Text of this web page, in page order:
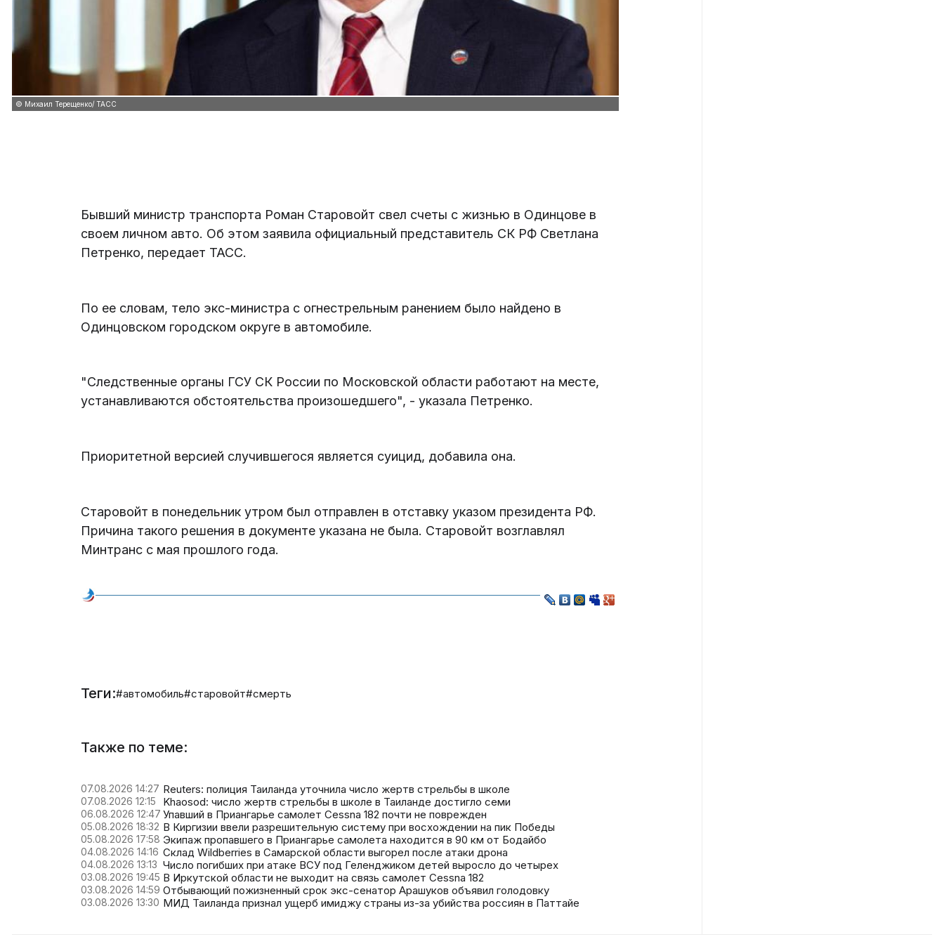
© Михаил Терещенко/ ТАСС
Бывший министр транспорта Роман Старовойт свел счеты с жизнью в Одинцове в
своем личном авто. Об этом заявила официальный представитель СК РФ Светлана
Петренко, передает ТАСС.
По ее словам, тело экс-министра с огнестрельным ранением было найдено в
Одинцовском городском округе в автомобиле.
"Следственные органы ГСУ СК России по Московской области работают на месте,
устанавливаются обстоятельства произошедшего", - указала Петренко.
Приоритетной версией случившегося является суицид, добавила она.
Старовойт в понедельник утром был отправлен в отставку указом президента РФ.
Причина такого решения в документе указана не была. Старовойт возглавлял
Минтранс с мая прошлого года.
Теги:#автомобиль#старовойт#смерть
Также по теме:
07.08.2026 14:27 Reuters: полиция Таиланда уточнила число жертв стрельбы в школе
07.08.2026 12:15 Khaosod: число жертв стрельбы в школе в Таиланде достигло семи
06.08.2026 12:47 Упавший в Приангарье самолет Cessna 182 почти не поврежден
05.08.2026 18:32 В Киргизии ввели разрешительную систему при восхождении на пик Победы
05.08.2026 17:58 Экипаж пропавшего в Приангарье самолета находится в 90 км от Бодайбо
04.08.2026 14:16 Склад Wildberries в Самарской области выгорел после атаки дрона
04.08.2026 13:13 Число погибших при атаке ВСУ под Геленджиком детей выросло до четырех
03.08.2026 19:45 В Иркутской области не выходит на связь самолет Cessna 182
03.08.2026 14:59 Отбывающий пожизненный срок экс-сенатор Арашуков объявил голодовку
03.08.2026 13:30 МИД Таиланда признал ущерб имиджу страны из-за убийства россиян в Паттайе